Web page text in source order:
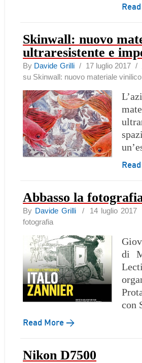
Skinwall: nuovo
ultraresistente e
By Davide Grilli/ 17 luglio 2017 /
su Skinwall: nuovo materiale
Abbasso la
By Davide Grilli/ 14 luglio
fotografia
di
con
Read More →
Nikon D7500